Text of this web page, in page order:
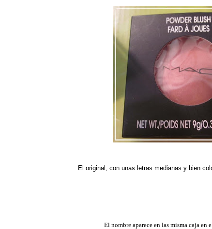
El original, con unas letras medianas y bien
El nombre aparece en las misma caja en